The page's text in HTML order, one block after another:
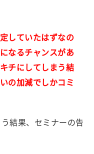
していたはずなの
なるチャンスがあ
チにしてしまう結
の加減でしかコミ
結果、セミナーの告